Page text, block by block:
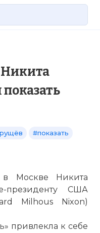
Никита
#показать
Москве Никита
президенту США
Milhous Nixon)
привлекла к себе